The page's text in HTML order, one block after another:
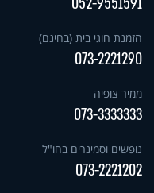
הזמנת חוגי בית (בחינם)
073-2221290
ממיר צופיה
073-3333333
נופשים וסמינרים בחו"ל
073-2221202